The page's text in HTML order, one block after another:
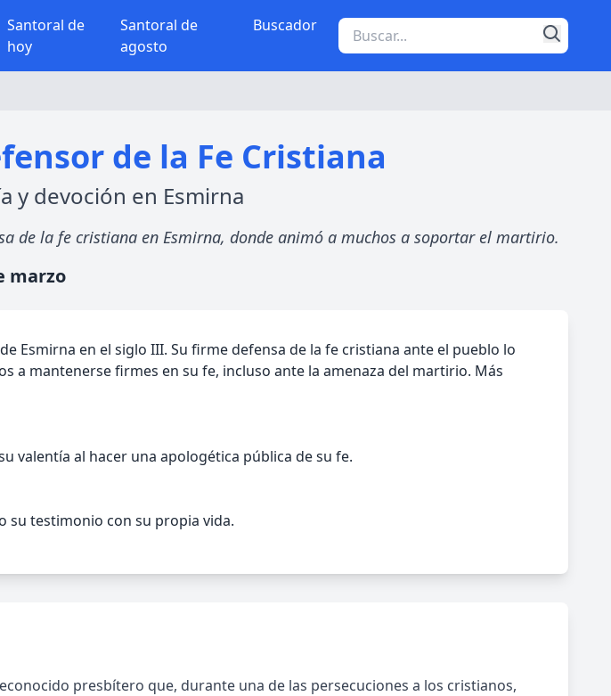
Santoral de
hoy
Santoral de
agosto
Buscador
de la Fe Cristiana
y devoción en Esmirna
de la fe cristiana en Esmirna, donde animó a muchos a soportar el martirio.
marzo
Esmirna en el siglo III. Su firme defensa de la fe cristiana ante el pueblo lo
a mantenerse firmes en su fe, incluso ante la amenaza del martirio. Más
valentía al hacer una apologética pública de su fe.
su testimonio con su propia vida.
presbítero que, durante una de las persecuciones a los cristianos,